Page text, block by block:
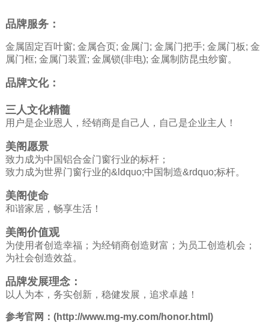
品牌服务：
金属固定百叶窗; 金属合页; 金属门; 金属门把手; 金属门板; 金
属门框; 金属门装置; 金属锁(非电); 金属制防昆虫纱窗。
品牌文化：
三人文化精髓
用户是企业恩人，经销商是自己人，自己是企业主人！
美阁愿景
致力成为中国铝合金门窗行业的标杆；
致力成为世界门窗行业的&ldquo;中国制造&rdquo;标杆。
美阁使命
和谐家居，畅享生活！
美阁价值观
为使用者创造幸福；为经销商创造财富；为员工创造机会；
为社会创造效益。
品牌发展理念：
以人为本，务实创新，稳健发展，追求卓越！
参考官网：(http://www.mg-my.com/honor.html)